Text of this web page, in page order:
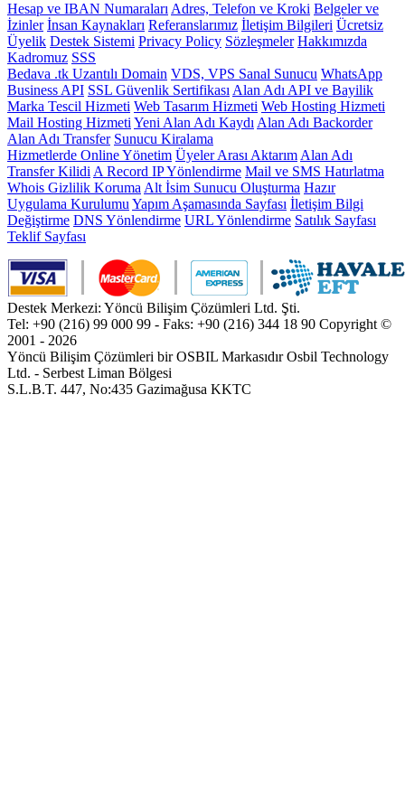
Hesap ve IBAN Numaraları Adres, Telefon ve Kroki Belgeler ve
İzinler İnsan Kaynakları Referanslarımız İletişim Bilgileri Ücretsiz
Üyelik Destek Sistemi Privacy Policy Sözleşmeler Hakkımızda
Kadromuz SSS
Bedava .tk Uzantılı Domain VDS, VPS Sanal Sunucu WhatsApp
Business API SSL Güvenlik Sertifikası Alan Adı API ve Bayilik
Marka Tescil Hizmeti Web Tasarım Hizmeti Web Hosting Hizmeti
Mail Hosting Hizmeti Yeni Alan Adı Kaydı Alan Adı Backorder
Alan Adı Transfer Sunucu Kiralama
Hizmetlerde Online Yönetim Üyeler Arası Aktarım Alan Adı
Transfer Kilidi A Record IP Yönlendirme Mail ve SMS Hatırlatma
Whois Gizlilik Koruma Alt İsim Sunucu Oluşturma Hazır
Uygulama Kurulumu Yapım Aşamasında Sayfası İletişim Bilgi
Değiştirme DNS Yönlendirme URL Yönlendirme Satılık Sayfası
Teklif Sayfası
Destek Merkezi: Yöncü Bilişim Çözümleri Ltd. Şti.
Tel: +90 (216) 99 000 99 - Faks: +90 (216) 344 18 90 Copyright ©
2001 - 2026
Yöncü Bilişim Çözümleri bir OSBIL Markasıdır Osbil Technology
Ltd. - Serbest Liman Bölgesi
S.L.B.T. 447, No:435 Gazimağusa KKTC